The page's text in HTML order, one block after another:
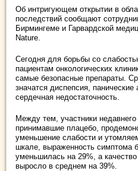
Об интригующем открытии в
последствий сообщают
Бирмингеме и Гарвардской
Nature.
Сегодня для борьбы со
пациентам онкологических
самые безопасные препараты.
значатся диспепсия,
сердечная недостаточность.
Между тем, участники
принимавшие плацебо,
уменьшение слабости и
шкале, выраженность симптома
уменьшилась на 29%, а
выросло в среднем на 39%.